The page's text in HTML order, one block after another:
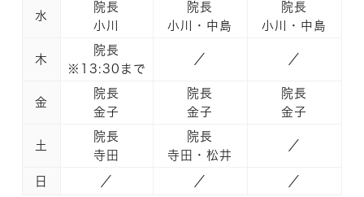
水
院長
小川
院長
小川・中島
院長
小川・中島
木
院長
※13:30まで
／ ／
金
院長
金子
院長
金子
院長
金子
土
院長
寺田
院長
寺田・松井
／
日 ／ ／ ／